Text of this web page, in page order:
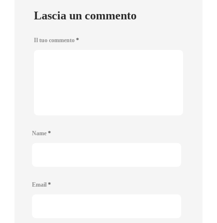
Lascia un commento
Il tuo commento *
Name *
Email *